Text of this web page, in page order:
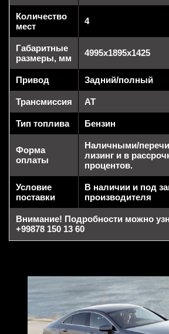
Количество
мест
4
Габаритные
размеры, мм
4995x1895x1425
Привод Задний/полный
Трансмиссия AT
Тип топлива Бензин
Форма
оплаты
Наличными/
лизинг и в
процентов.
Условие
поставки
В наличии и под
производителя
Внимание! Подробности можно
+99878 150 13 60